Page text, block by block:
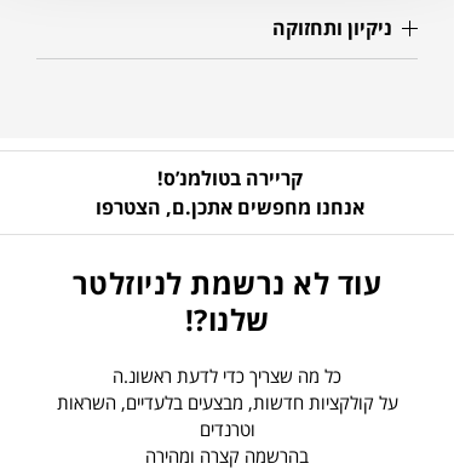
ניקיון ותחזוקה
קריירה בטולמנ’ס!
אנחנו מחפשים אתכן.ם, הצטרפו
עוד לא נרשמת לניוזלטר
שלנו?!
כל מה שצריך כדי לדעת ראשונ.ה
על קולקציות חדשות, מבצעים בלעדיים, השראות
וטרנדים
בהרשמה קצרה ומהירה